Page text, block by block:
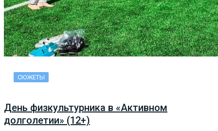
СЮЖЕТЫ
День физкультурника в «Активном
долголетии» (12+)